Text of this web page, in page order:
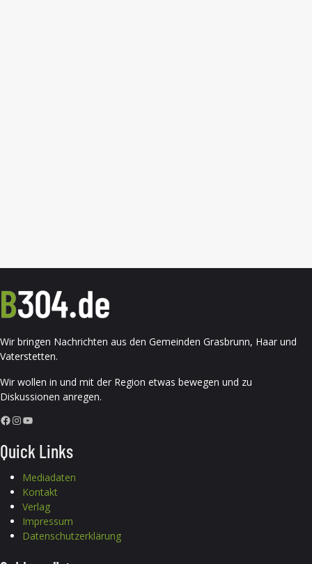
Wir bringen Nachrichten aus den Gemeinden Grasbrunn, Haar und
Vaterstetten.
Wir wollen in und mit der Region etwas bewegen und zu
Diskussionen anregen.
Facebook InstagramYouTube
Quick Links
Mediadaten
Kontakt
Verlag
Impressum
Datenschutzerklärung